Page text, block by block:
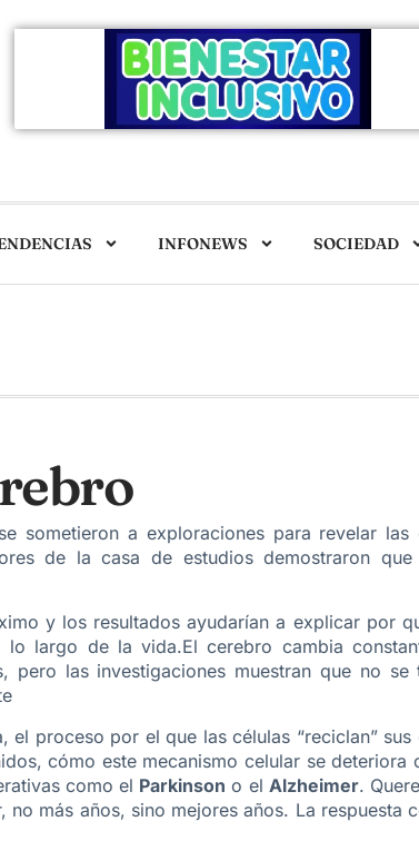
INFONEWS SOCIEDAD
sometieron a exploraciones para revelar las
de la casa de estudios demostraron
y los resultados ayudarían a explicar por
largo de la vida.El cerebro cambia
pero las investigaciones muestran que no se
proceso por el que las células “reciclan” sus
cómo este mecanismo celular se deteriora
como el Parkinson o el Alzheimer.
más años, sino mejores años. La respuesta